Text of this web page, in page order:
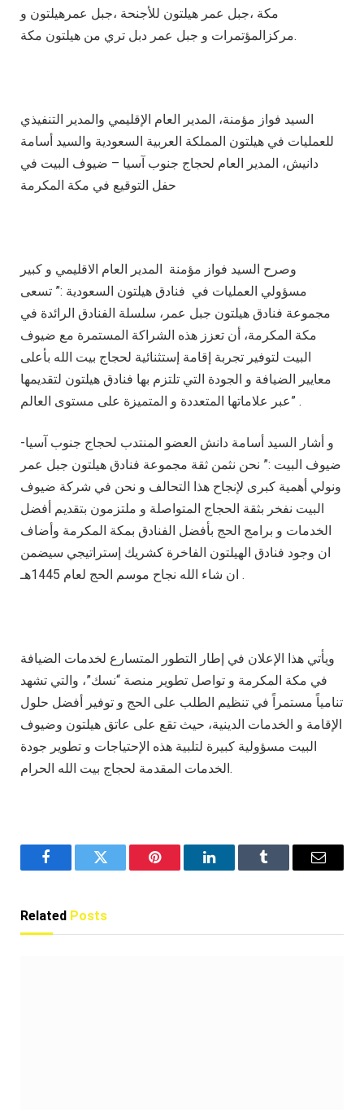
مكة ،جبل عمر هيلتون للأجنحة ،جبل عمرهيلتون و
مركزالمؤتمرات و جبل عمر دبل تري من هيلتون مكة.
السيد فواز مؤمنة، المدير العام الإقليمي والمدير التنفيذي
للعمليات في هيلتون المملكة العربية السعودية والسيد أسامة
دانيش، المدير العام لحجاج جنوب آسيا – ضيوف البيت في
حفل التوقيع في مكة المكرمة
وصرح السيد فواز مؤمنة المدير العام الاقليمي و كبير
مسؤولي العمليات في فنادق هيلتون السعودية :” تسعى
مجموعة فنادق هيلتون جبل عمر، سلسلة الفنادق الرائدة في
مكة المكرمة، أن تعزز هذه الشراكة المستمرة مع ضيوف
البيت لتوفير تجربة إقامة إستثنائية لحجاج بيت الله بأعلى
معايير الضيافة و الجودة التي تلتزم بها فنادق هيلتون لتقديمها
عبر علاماتها المتعددة و المتميزة على مستوى العالم” .
و أشار السيد أسامة دانش العضو المنتدب لحجاج جنوب آسيا-
ضيوف البيت :” نحن نثمن ثقة مجموعة فنادق هيلتون جبل عمر
ونولي أهمية كبرى لإنجاح هذا التحالف و نحن في شركة ضيوف
البيت نفخر بثقة الحجاج المتواصلة و ملتزمون بتقديم أفضل
الخدمات و برامج الحج بأفضل الفنادق بمكة المكرمة وأضاف
ان وجود فنادق الهيلتون الفاخرة كشريك إستراتيجي سيضمن
ان شاء الله نجاح موسم الحج لعام 1445هـ .
ويأتي هذا الإعلان في إطار التطور المتسارع لخدمات الضيافة
في مكة المكرمة و تواصل تطوير منصة “نسك”، والتي تشهد
تنامياً مستمراً في تنظيم الطلب على الحج و توفير أفضل حلول
الإقامة و الخدمات الدينية، حيث تقع على عاتق هيلتون وضيوف
البيت مسؤولية كبيرة لتلبية هذه الإحتياجات و تطوير جودة
الخدمات المقدمة لحجاج بيت الله الحرام.
FacebookTwitter Pinterest LinkedInTumblr Email
Related Posts